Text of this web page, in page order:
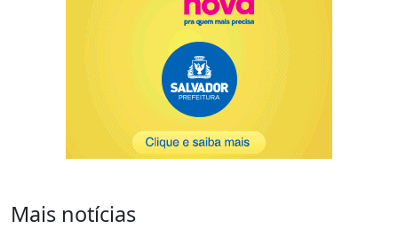
Mais notícias